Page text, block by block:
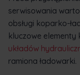
serwisowania
obsługi koparko-
kluczowe elementy
układów
ramiona ładowarki.